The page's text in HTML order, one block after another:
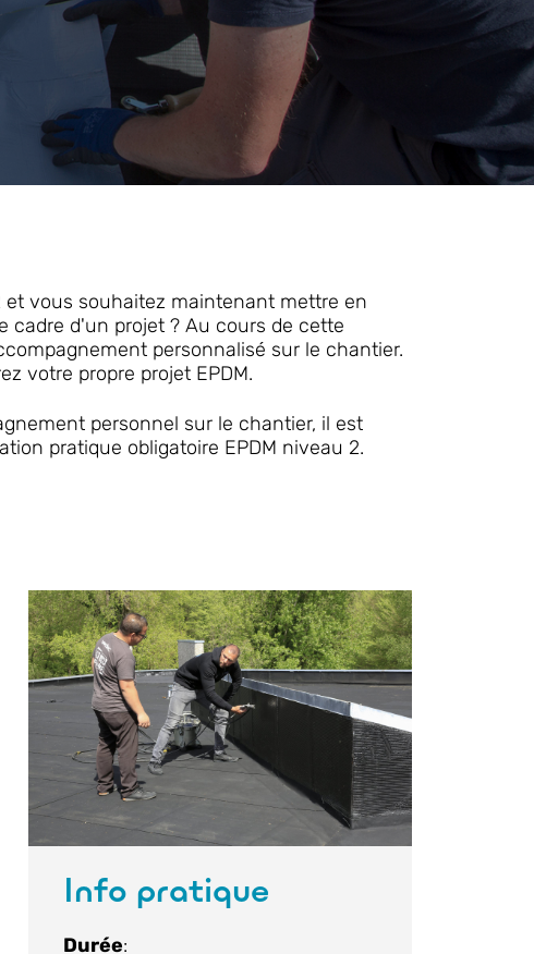
et vous souhaitez maintenant mettre en
cadre d'un projet ? Au cours de cette
personnalisé sur le chantier.
votre propre projet EPDM.
personnel sur le chantier, il est
pratique obligatoire EPDM niveau 2.
Info pratique
Durée: